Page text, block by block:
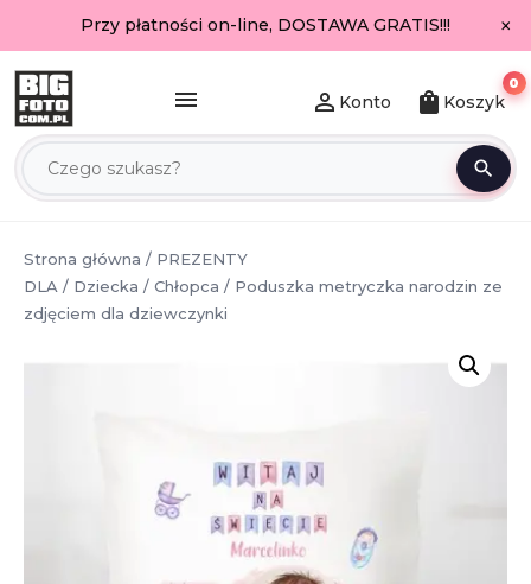
Przy płatności on-line, DOSTAWA GRATIS!!! ×
menu
search
person_outline Konto shopping_bag Koszyk
0
Strona główna / PREZENTY
DLA / Dziecka / Chłopca / Poduszka metryczka narodzin ze
zdjęciem dla dziewczynki